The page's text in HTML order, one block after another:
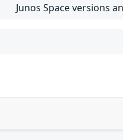
Junos Space versions